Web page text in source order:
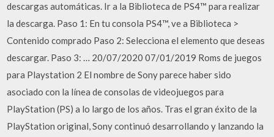
descargas automáticas. Ir a la Biblioteca de PS4™ para realizar
la descarga. Paso 1: En tu consola PS4™, ve a Biblioteca >
Contenido comprado Paso 2: Selecciona el elemento que deseas
descargar. Paso 3: … 20/07/2020 07/01/2019 Roms de juegos
para Playstation 2 El nombre de Sony parece haber sido
asociado con la línea de consolas de videojuegos para
PlayStation (PS) a lo largo de los años. Tras el gran éxito de la
PlayStation original, Sony continuó desarrollando y lanzando la